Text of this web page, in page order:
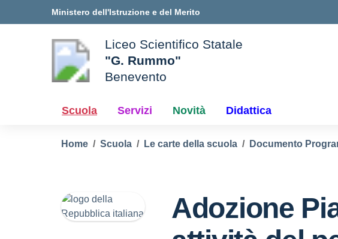
Ministero dell'Istruzione e del Merito
della scuola
Liceo Scientifico Statale
"G. Rummo"
Benevento
Scuola Servizi Novità Didattica
Home Scuola Le carte della scuola Documento
Adozione